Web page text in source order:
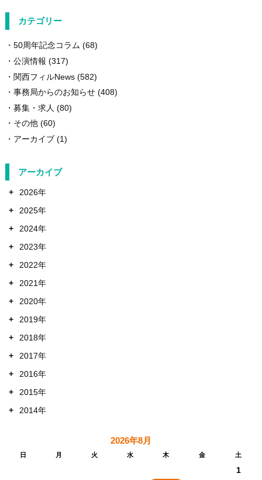
カテゴリー
50周年記念コラム (68)
公演情報 (317)
関西フィルNews(582)
事務局からのお知らせ(408)
募集・求人 (80)
その他(60)
アーカイブ(1)
アーカイブ
+
2026年
+
2025年
+
2024年
+
2023年
+
2022年
+
2021年
+
2020年
+
2019年
+
2018年
+
2017年
+
2016年
+
2015年
+
2014年
2026年8月
日 月 火 水 木 金 土
1